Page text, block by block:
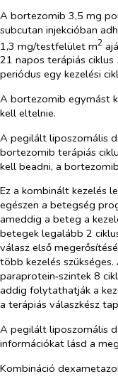
A bortezomib 3,5 mg
subcutan injekcióban
1,3 mg/testfelület m2
21 napos terápiás ciklus
periódus egy kezelési
A bortezomib egymást
kell eltelnie.
A pegilált liposzomális
bortezomib terápiás
kell beadni, a
Ez a kombinált kezelés
egészen a betegség
ameddig a beteg a
betegek legalább 2
válasz első
több kezelés
paraprotein‑szintek 8
addig folytathatják a
a terápiás válaszkész
A pegilált liposzomális
információkat lásd a
Kombináció